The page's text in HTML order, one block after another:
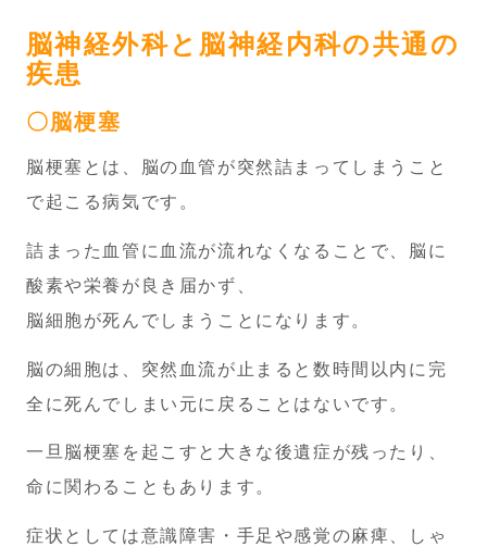
脳神経外科と脳神経内科の共通の
疾患
〇脳梗塞
脳梗塞とは、脳の血管が突然詰まってしまうこと
で起こる病気です。
詰まった血管に血流が流れなくなることで、脳に
酸素や栄養が良き届かず、
脳細胞が死んでしまうことになります。
脳の細胞は、突然血流が止まると数時間以内に完
全に死んでしまい元に戻ることはないです。
一旦脳梗塞を起こすと大きな後遺症が残ったり、
命に関わることもあります。
症状としては意識障害・手足や感覚の麻痺、しゃ